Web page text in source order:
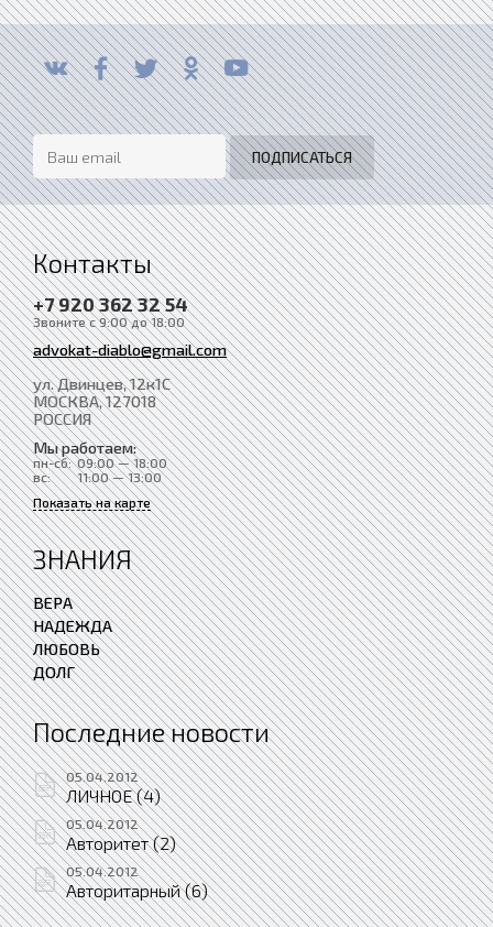
Контакты
+7 920 362 32 54
Звоните с 9:00 до 18:00
advokat-diablo@gmail.com
ул. Двинцев, 12к1С
МОСКВА, 127018
РОССИЯ
Мы работаем:
пн-сб: 09:00 — 18:00
вс:
11:00 — 13:00
Показать на карте
ЗНАНИЯ
ВЕРА
НАДЕЖДА
ЛЮБОВЬ
ДОЛГ
Последние новости
05.04.2012
ЛИЧНОЕ (4)
05.04.2012
Авторитет (2)
05.04.2012
Авторитарный (6)